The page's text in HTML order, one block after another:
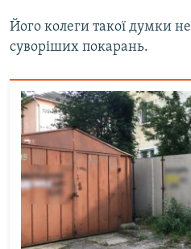
Його колеги такої думки
суворіших покарань.